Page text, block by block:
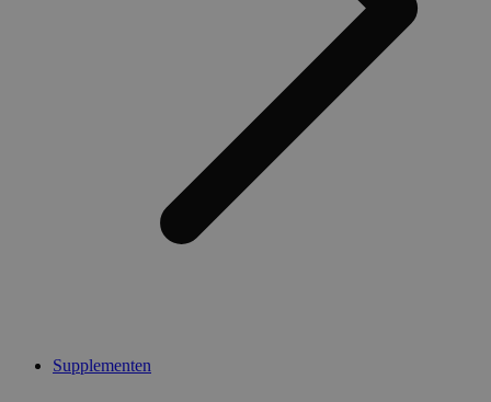
Supplementen